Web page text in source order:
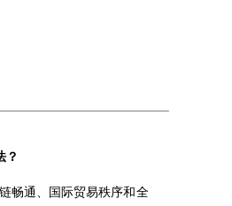
？
畅通、国际贸易秩序和全